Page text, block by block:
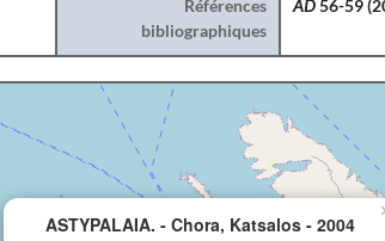
Références
bibliographiques
AD56-59
ASTYPALAIA. - Chora, Katsalos - 2004